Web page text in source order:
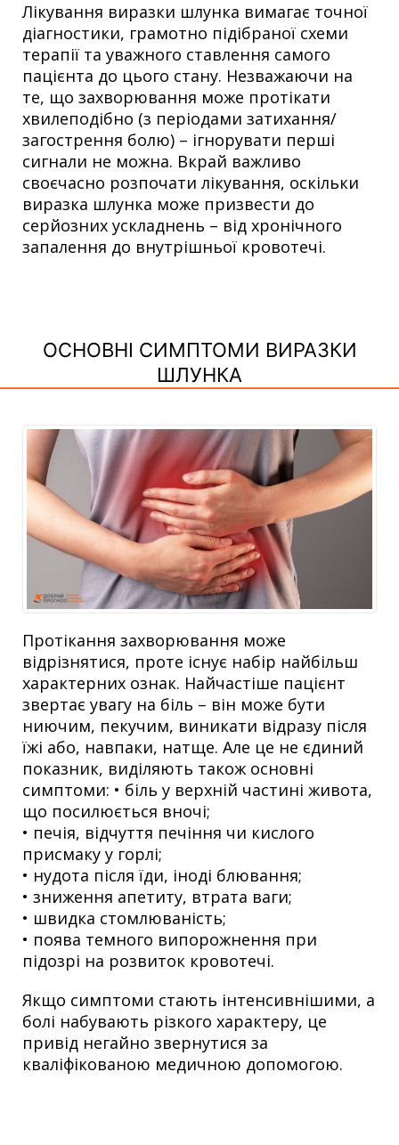
Лікування виразки шлунка вимагає точної
діагностики, грамотно підібраної схеми
терапії та уважного ставлення самого
пацієнта до цього стану. Незважаючи на
те, що захворювання може протікати
хвилеподібно (з періодами затихання/
загострення болю) – ігнорувати перші
сигнали не можна. Вкрай важливо
своєчасно розпочати лікування, оскільки
виразка шлунка може призвести до
серйозних ускладнень – від хронічного
запалення до внутрішньої кровотечі.
ОСНОВНІ СИМПТОМИ ВИРАЗКИ
ШЛУНКА
Протікання захворювання може
відрізнятися, проте існує набір найбільш
характерних ознак. Найчастіше пацієнт
звертає увагу на біль – він може бути
ниючим, пекучим, виникати відразу після
їжі або, навпаки, натще. Але це не єдиний
показник, виділяють також основні
симптоми: • біль у верхній частині живота,
що посилюється вночі;
• печія, відчуття печіння чи кислого
присмаку у горлі;
• нудота після їди, іноді блювання;
• зниження апетиту, втрата ваги;
• швидка стомлюваність;
• поява темного випорожнення при
підозрі на розвиток кровотечі.
Якщо симптоми стають інтенсивнішими, а
болі набувають різкого характеру, це
привід негайно звернутися за
кваліфікованою медичною допомогою.